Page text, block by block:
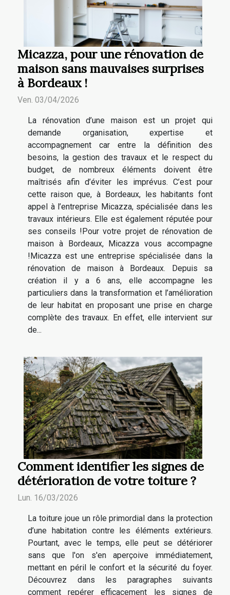
Micazza, pour une rénovation de
maison sans mauvaises surprises
à Bordeaux !
Ven. 03/04/2026
La rénovation d’une maison est un projet qui
demande organisation, expertise et
accompagnement car entre la définition des
besoins, la gestion des travaux et le respect du
budget, de nombreux éléments doivent être
maîtrisés afin d’éviter les imprévus. C’est pour
cette raison que, à Bordeaux, les habitants font
appel à l’entreprise Micazza, spécialisée dans les
travaux intérieurs. Elle est également réputée pour
ses conseils !Pour votre projet de rénovation de
maison à Bordeaux, Micazza vous accompagne
!Micazza est une entreprise spécialisée dans la
rénovation de maison à Bordeaux. Depuis sa
création il y a 6 ans, elle accompagne les
particuliers dans la transformation et l’amélioration
de leur habitat en proposant une prise en charge
complète des travaux. En effet, elle intervient sur
de...
Comment identifier les signes de
détérioration de votre toiture ?
Lun. 16/03/2026
La toiture joue un rôle primordial dans la protection
d’une habitation contre les éléments extérieurs.
Pourtant, avec le temps, elle peut se détériorer
sans que l'on s'en aperçoive immédiatement,
mettant en péril le confort et la sécurité du foyer.
Découvrez dans les paragraphes suivants
comment repérer efficacement les signes de